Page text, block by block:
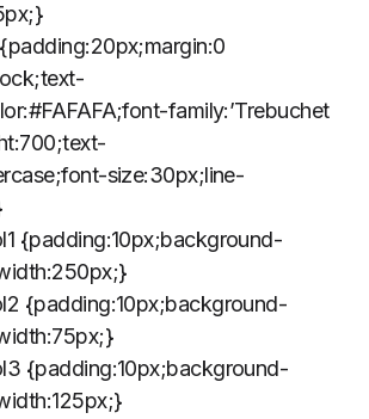
family:’Trebuchet
size:30px;line-
{padding:10px;background-
{padding:10px;background-
{padding:10px;background-